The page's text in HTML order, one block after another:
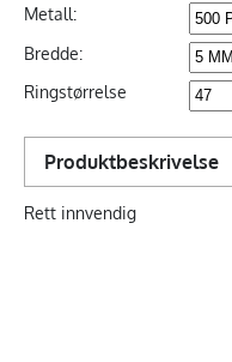
Metall:
Bredde:
Ringstørrelse
Produktbeskrivelse
Rett innvendig